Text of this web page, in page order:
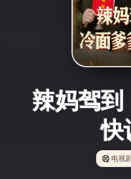
辣妈驾到
快
电视